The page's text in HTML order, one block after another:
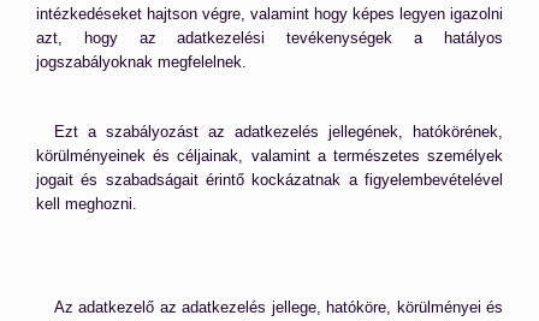
intézkedéseket hajtson végre, valamint hogy képes legyen igazolni
azt, hogy az adatkezelési tevékenységek a hatályos
jogszabályoknak megfelelnek.
Ezt a szabályozást az adatkezelés jellegének, hatókörének,
körülményeinek és céljainak, valamint a természetes személyek
jogait és szabadságait érintő kockázatnak a figyelembevételével
kell meghozni.
Az adatkezelő az adatkezelés jellege, hatóköre, körülményei és